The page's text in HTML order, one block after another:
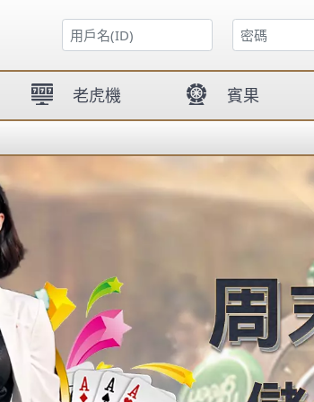
克,
州
王
3A 娛樂城
首存優
快感！
龍電子
賭城演講被扔鞋 自
裏 扔鞋